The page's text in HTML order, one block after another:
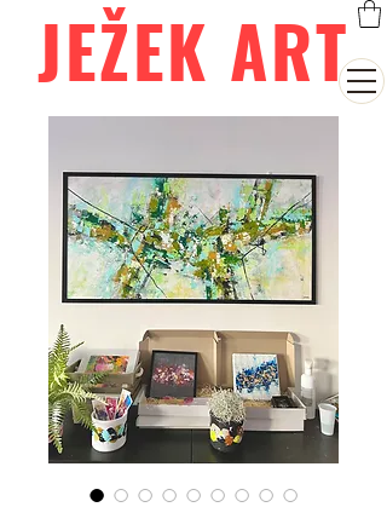
JEŽEK ART